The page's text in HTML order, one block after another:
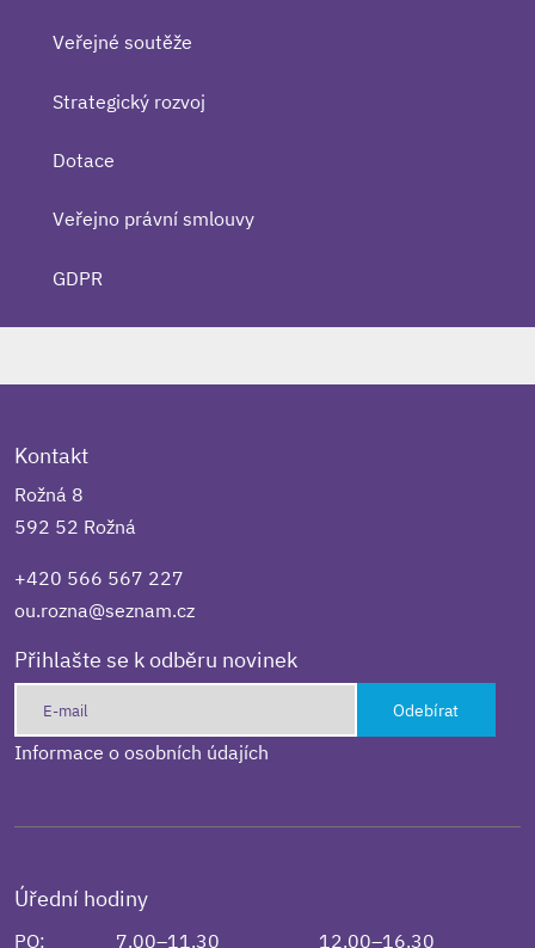
Veřejné soutěže
Strategický rozvoj
Dotace
Veřejno právní smlouvy
GDPR
Kontakt
Rožná 8
592 52 Rožná
+420 566 567 227
ou.rozna@seznam.cz
Přihlašte se k odběru novinek
Odebírat
Informace o osobních údajích
Úřední hodiny
PO: 7.00–11.30 12.00–16.30